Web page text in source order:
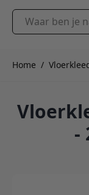
Waar ben je naar
Home /
-